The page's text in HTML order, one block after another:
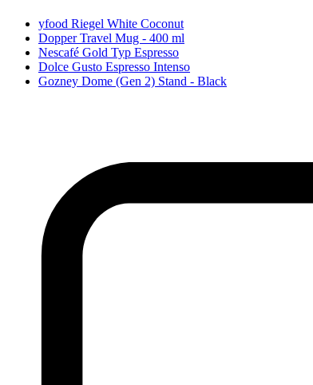
yfood Riegel White Coconut
Dopper Travel Mug - 400 ml
Nescafé Gold Typ Espresso
Dolce Gusto Espresso Intenso
Gozney Dome (Gen 2) Stand - Black